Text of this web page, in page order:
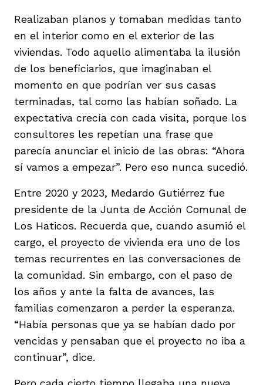
Realizaban planos y tomaban medidas tanto
en el interior como en el exterior de las
viviendas. Todo aquello alimentaba la ilusión
de los beneficiarios, que imaginaban el
momento en que podrían ver sus casas
terminadas, tal como las habían soñado. La
expectativa crecía con cada visita, porque los
consultores les repetían una frase que
parecía anunciar el inicio de las obras: “Ahora
sí vamos a empezar”. Pero eso nunca sucedió.
Entre 2020 y 2023, Medardo Gutiérrez fue
presidente de la Junta de Acción Comunal de
Los Haticos. Recuerda que, cuando asumió el
cargo, el proyecto de vivienda era uno de los
temas recurrentes en las conversaciones de
la comunidad. Sin embargo, con el paso de
los años y ante la falta de avances, las
familias comenzaron a perder la esperanza.
“Había personas que ya se habían dado por
vencidas y pensaban que el proyecto no iba a
continuar”, dice.